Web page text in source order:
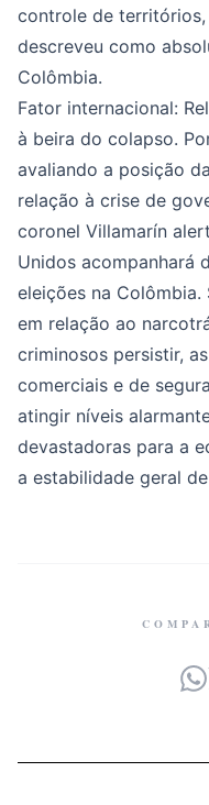
controle de
descreveu como
Colômbia.
Fator internacional:
à beira do colapso.
avaliando a posição
relação à crise de
coronel Villamarín
Unidos acompanhará
eleições na
em relação ao
criminosos persistir,
comerciais e de
atingir níveis
devastadoras para a
a estabilidade geral